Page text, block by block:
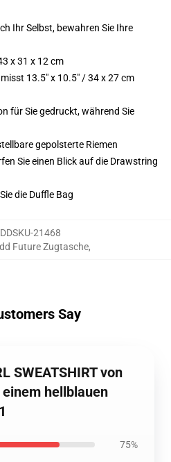
Ihr Selbst, bewahren Sie Ihre
x 31 x 12 cm
13.5" x 10.5" / 34 x 27 cm
für Sie gedruckt, während Sie
gepolsterte Riemen
Sie einen Blick auf die Drawstring
die Duffle Bag
21468
Future Zugtasche,
Say
SWEATSHIRT von
einem hellblauen
75%